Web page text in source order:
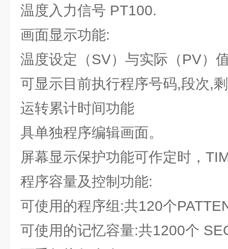
温度入力信号 PT100.
画面显示功能:
温度设定（SV）与实际（PV）
可显示目前执行程序号码,段次,
运转累计时间功能
具单独程序编辑画面。
屏幕显示保护功能可作定时，
程序容量及控制功能:
可使用的程序组:共120个
可使用的记忆容量:共1200个